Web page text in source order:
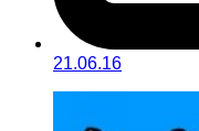
21.06.16